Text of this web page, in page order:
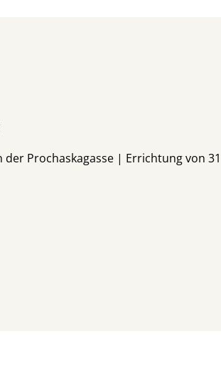
der Prochaskagasse | Errichtung von